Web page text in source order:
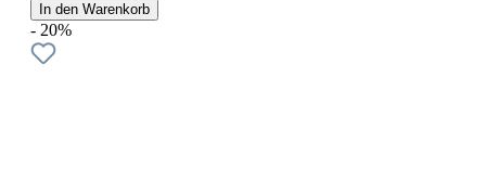
In den Warenkorb
- 20%